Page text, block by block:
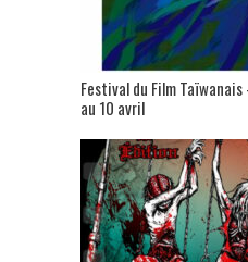
Festival du Film
au 10 avril